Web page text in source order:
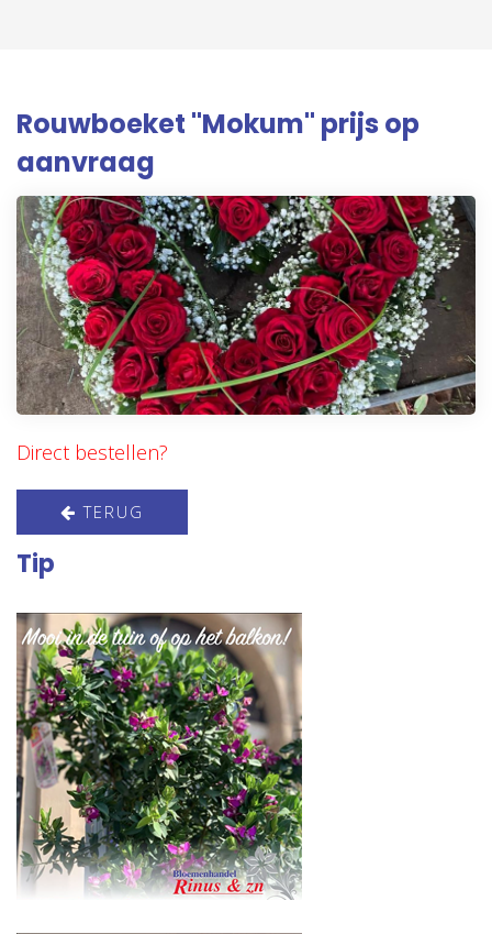
Rouwboeket "Mokum" prijs op
aanvraag
Direct bestellen?
TERUG
Tip